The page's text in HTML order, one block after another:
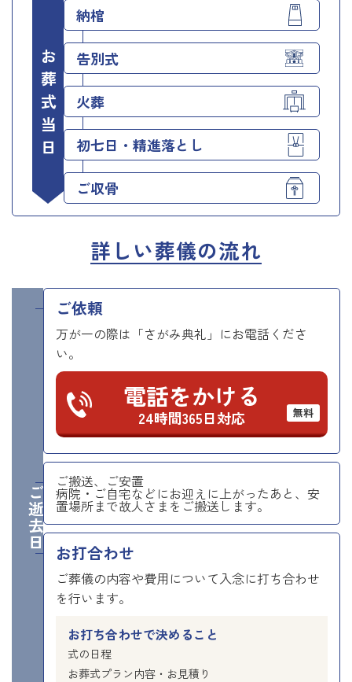
お葬式当日
納棺
告別式
火葬
初七日・精進落とし
ご収骨
詳しい葬儀の流れ
ご逝去日
ご依頼
万が一の際は「さがみ典礼」にお電話くださ
い。
電話をかける
24時間365日対応 無料
ご搬送、ご安置
病院・ご自宅などにお迎えに上がったあと、安
置場所まで故人さまをご搬送します。
お打合わせ
ご葬儀の内容や費用について入念に打ち合わせ
を行います。
お打ち合わせで決めること
式の日程
お葬式プラン内容・お見積り